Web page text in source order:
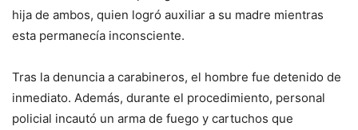
hija de ambos, quien logró auxiliar a su madre mientras
esta permanecía inconsciente.
Tras la denuncia a carabineros, el hombre fue detenido de
inmediato. Además, durante el procedimiento, personal
policial incautó un arma de fuego y cartuchos que